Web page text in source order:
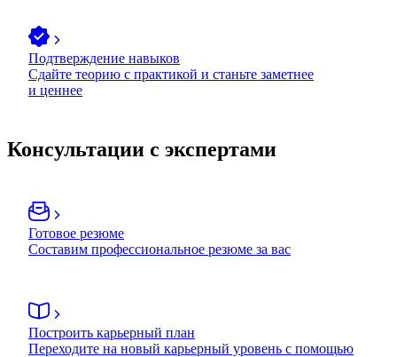
Подтверждение навыков
Сдайте теорию с практикой и станьте заметнее
и ценнее
Консультации с экспертами
Готовое резюме
Составим профессиональное резюме за вас
Построить карьерный план
Переходите на новый карьерный уровень с помощью